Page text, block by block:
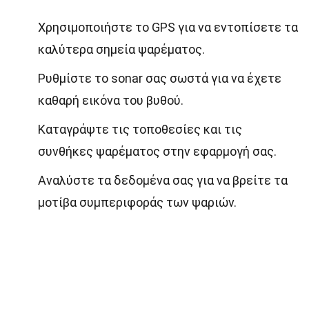
Χρησιμοποιήστε το GPS για να εντοπίσετε τα
καλύτερα σημεία ψαρέματος.
Ρυθμίστε το sonar σας σωστά για να έχετε
καθαρή εικόνα του βυθού.
Καταγράψτε τις τοποθεσίες και τις
συνθήκες ψαρέματος στην εφαρμογή σας.
Αναλύστε τα δεδομένα σας για να βρείτε τα
μοτίβα συμπεριφοράς των ψαριών.